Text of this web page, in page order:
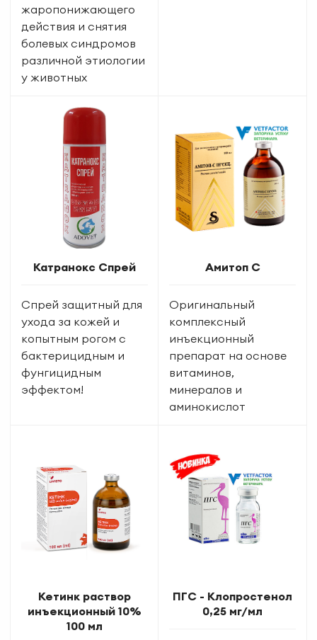
жаропонижающего
действия и снятия
болевых синдромов
различной этиологии
у животных
Катранокс Спрей
Спрей защитный для
ухода за кожей и
копытным рогом с
бактерицидным и
фунгицидным
эффектом!
Амитоп С
Оригинальный
комплексный
инъекционный
препарат на основе
витаминов,
минералов и
аминокислот
Кетинк раствор
инъекционный 10%
100 мл
ПГС - Клопростенол
0,25 мг/мл